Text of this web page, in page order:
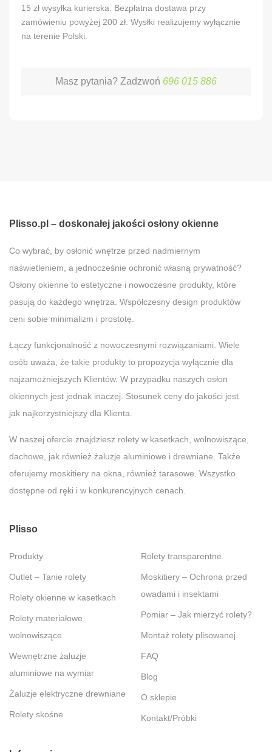
15 zł wysyłka kurierska. Bezpłatna dostawa przy
zamówieniu powyżej 200 zł. Wysłki realizujemy wyłącznie
na terenie Polski.
Masz pytania? Zadzwoń 696 015 886
Plisso.pl – doskonałej jakości osłony okienne
Co wybrać, by osłonić wnętrze przed nadmiernym
naświetleniem, a jednocześnie ochronić własną prywatność?
Osłony okienne to estetyczne i nowoczesne produkty, które
pasują do każdego wnętrza. Współczesny design produktów
ceni sobie minimalizm i prostotę.
Łączy funkcjonalność z nowoczesnymi rozwiązaniami. Wiele
osób uważa, że takie produkty to propozycja wyłącznie dla
najzamożniejszych Klientów. W przypadku naszych osłon
okiennych jest jednak inaczej. Stosunek ceny do jakości jest
jak najkorzystniejszy dla Klienta.
W naszej ofercie znajdziesz rolety w kasetkach, wolnowiszące,
dachowe, jak również żaluzje aluminiowe i drewniane. Także
oferujemy moskitiery na okna, również tarasowe. Wszystko
dostępne od ręki i w konkurencyjnych cenach.
Plisso
Produkty
Outlet – Tanie rolety
Rolety okienne w kasetkach
Rolety materiałowe
wolnowiszące
Wewnętrzne żaluzje
aluminiowe na wymiar
Żaluzje elektryczne drewniane
Rolety skośne
Rolety transparentne
Moskitiery – Ochrona przed
owadami i insektami
Pomiar – Jak mierzyć rolety?
Montaż rolety plisowanej
FAQ
Blog
O sklepie
Kontakt/Próbki